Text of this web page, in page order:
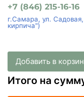
+7 (846) 215-16-16
г.Самара, ул.
кирпича")
Добавить в
Итого на